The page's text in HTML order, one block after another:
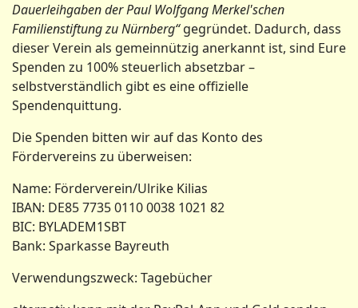
Dauerleihgaben der Paul Wolfgang Merkel'schen
Familienstiftung zu Nürnberg“gegründet. Dadurch, dass
dieser Verein als gemeinnützig anerkannt ist, sind Eure
Spenden zu 100% steuerlich absetzbar –
selbstverständlich gibt es eine offizielle
Spendenquittung.
Die Spenden bitten wir auf das Konto des
Fördervereins zu überweisen:
Name: Förderverein/Ulrike Kilias
IBAN: DE85 7735 0110 0038 1021 82
BIC: BYLADEM1SBT
Bank: Sparkasse Bayreuth
Verwendungszweck: Tagebücher